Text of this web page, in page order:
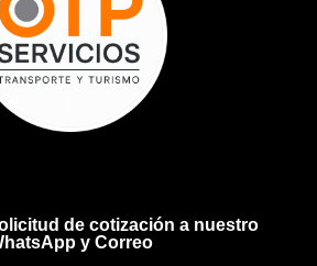
de cotización a nuestro
y Correo